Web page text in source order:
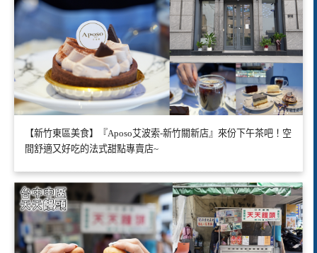
【新竹東區美食】『Aposo艾波索-新竹關新店』來份下午茶吧！空
間舒適又好吃的法式甜點專賣店~